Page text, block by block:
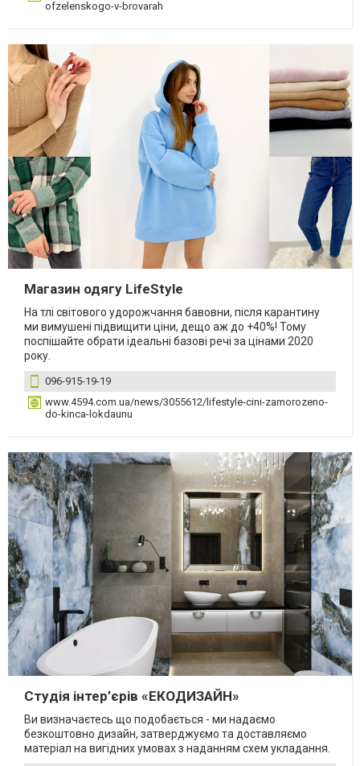
ofzelenskogo-v-brovarah
Магазин одягу LifeStyle
На тлі світового удорожчання бавовни, після карантину
ми вимушені підвищити ціни, дещо аж до +40%! Тому
поспішайте обрати ідеальні базові речі за цінами 2020
року.
096-915-19-19
www.4594.com.ua/news/3055612/lifestyle-cini-zamorozeno-
do-kinca-lokdaunu
Студія інтер’єрів «ЕКОДИЗАЙН»
Ви визначаєтесь що подобається - ми надаємо
безкоштовно дизайн, затверджуємо та доставляємо
матеріал на вигідних умовах з наданням схем укладання.